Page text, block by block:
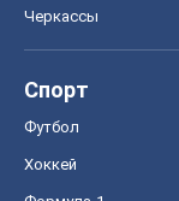
Черкассы
Спорт
Футбол
Хоккей